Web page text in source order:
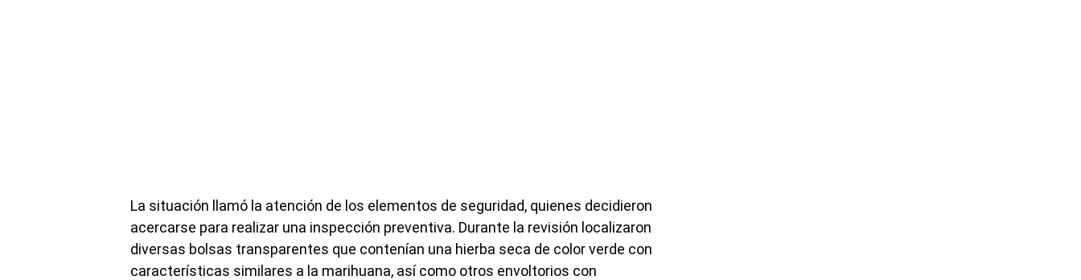
La situación llamó la atención de los elementos de seguridad, quienes decidieron
acercarse para realizar una inspección preventiva. Durante la revisión localizaron
diversas bolsas transparentes que contenían una hierba seca de color verde con
características similares a la marihuana, así como otros envoltorios con